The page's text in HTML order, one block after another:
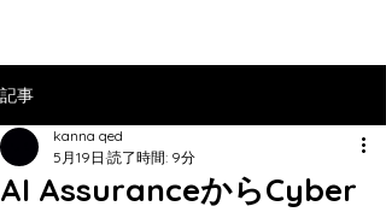
記事
AI AssuranceからCyber
kanna qed
5月19日 読了時間: 9分